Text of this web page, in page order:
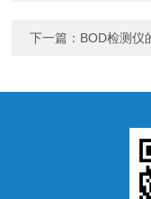
下一篇： BOD检测仪